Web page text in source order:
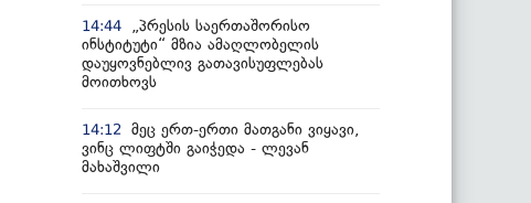
14:44
„პრესის საერთაშორისო
ინსტიტუტი“ მზია ამაღლობელის
დაუყოვნებლივ გათავისუფლებას
მოითხოვს
14:12
მეც ერთ-ერთი მათგანი ვიყავი,
ვინც ლიფტში გაიჭედა - ლევან
მახაშვილი